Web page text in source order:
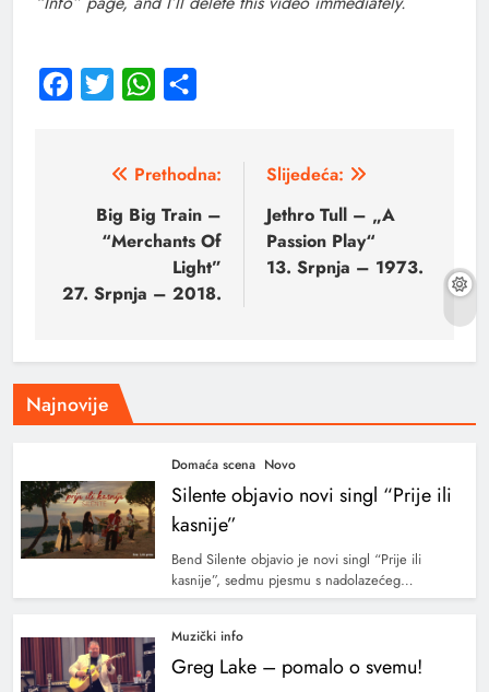
Facebook
Twitter WhatsApp
Prethodna:
Big Big Train –
“Merchants Of
Light”
27. Srpnja – 2018.
Slijedeća:
Jethro Tull – „A
Passion Play“
13. Srpnja – 1973.
Najnovije
Domaća scena Novo
Silente objavio novi singl “Prije ili
kasnije”
Bend Silente objavio je novi singl “Prije ili
kasnije”, sedmu pjesmu s nadolazećeg…
Muzički info
Greg Lake – pomalo o svemu!